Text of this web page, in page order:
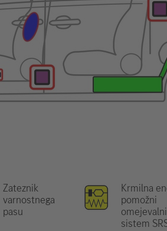
Zateznik
varnostnega
pasu
Krmilna
pomožni
omejevalni
sistem